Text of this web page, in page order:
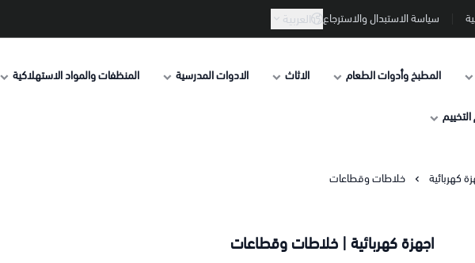
سياسة الاستبدال والاسترجاع العربية
المطبخ وأدوات الطعام الاثاث الادوات المدرسية المنظفات والمواد الاستهلاكية
كهربائية خلاطات وقطاعات
اجهزة كهربائية | خلاطات وقطاعات